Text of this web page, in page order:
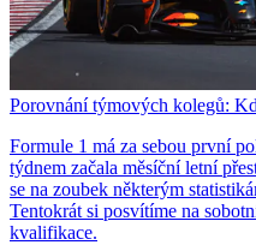
Porovnání týmových kolegů:
Formule 1 má za sebou první
týdnem začala měsíční letní
se na zoubek některým
Tentokrát si posvítíme na
kvalifikace.